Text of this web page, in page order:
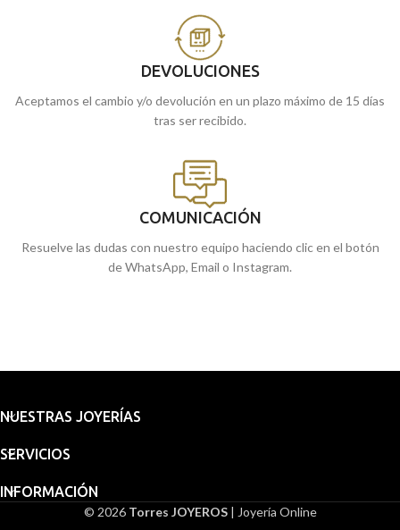
DEVOLUCIONES
Aceptamos el cambio y/o devolución en un plazo máximo de 15 días
tras ser recibido.
COMUNICACIÓN
Resuelve las dudas con nuestro equipo haciendo clic en el botón
de WhatsApp, Email o Instagram.
NUESTRAS JOYERÍAS
SERVICIOS
INFORMACIÓN
© 2026 Torres JOYEROS| Joyería Online